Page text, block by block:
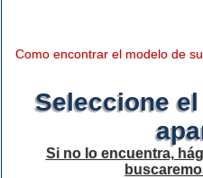
Como encontrar el modelo de
Seleccione
Si no lo encuentra,